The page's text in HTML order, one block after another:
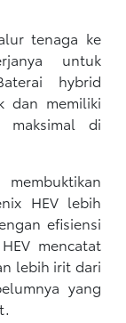
tenaga ke
untuk
hybrid
dan memiliki
maksimal di
HEV lebih
efisiensi
mencatat
lebih irit dari
yang